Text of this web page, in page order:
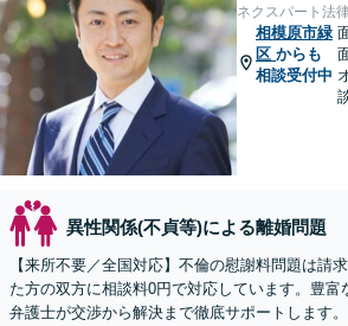
ネクスパート法
相模原市緑
区 からも
相談受付中
異性関係(不貞等)による離婚問題
【来所不要／全国対応】不倫の慰謝料問題は請
た方の双方に相談料0円で対応しています。豊富
弁護士が交渉から解決まで徹底サポートします